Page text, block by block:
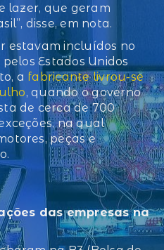
lazer, que geram
disse, em nota.
estavam incluídos no
Estados Unidos
a fabricante livrou-se
, quando o governo
de cerca de 700
na qual
peças e
das empresas na